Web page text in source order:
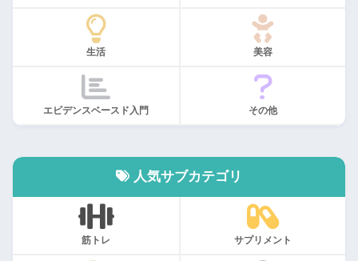
生活 美容
エビデンスベースド入門 その他
人気サブカテゴリ
筋トレ サプリメント